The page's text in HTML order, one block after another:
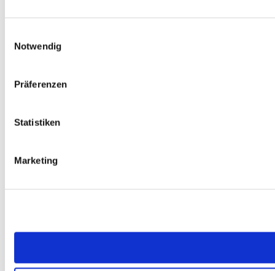
Notwendig
Präferenzen
Statistiken
Marketing